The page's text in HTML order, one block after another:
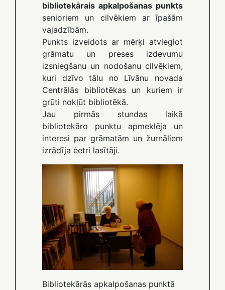
bibliotekārais apkalpošanas punkts
senioriem un cilvēkiem ar īpašām
vajadzībām.
Punkts izveidots ar mērķi atvieglot
grāmatu un preses izdevumu
izsniegšanu un nodošanu cilvēkiem,
kuri dzīvo tālu no Līvānu novada
Centrālās bibliotēkas un kuriem ir
grūti nokļūt bibliotēkā.
Jau pirmās stundas laikā
bibliotekāro punktu apmeklēja un
interesi par grāmatām un žurnāliem
izrādīja èetri lasītāji.
Bibliotekārās apkalpošanas punktā